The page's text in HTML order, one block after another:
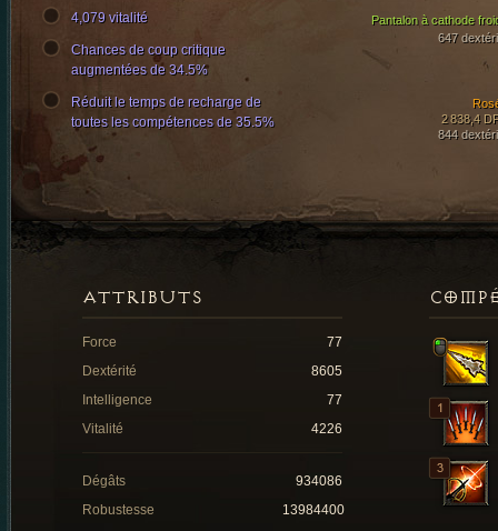
Pantalon à cathode
647
2 838,4
844
4,079 vitalité
Chances de coup critique
augmentées de 34.5%
Réduit le temps de recharge de
toutes les compétences de 35.5%
ATTRIBUTS
Force
77
Dextérité
8605
Intelligence
77
Vitalité
4226
Dégâts
934086
Robustesse
13984400